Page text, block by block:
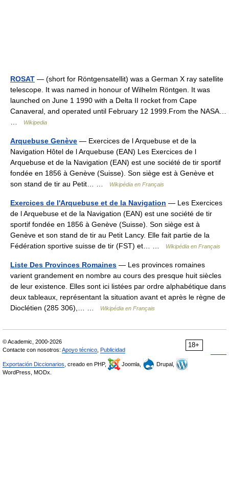
ROSAT — (short for Röntgensatellit) was a German X ray satellite
telescope. It was named in honour of Wilhelm Röntgen. It was
launched on June 1 1990 with a Delta II rocket from Cape
Canaveral, and operated until February 12 1999.From the NASA…
Wikipedia
Arquebuse Genève — Exercices de l Arquebuse et de la
Navigation Hôtel de l Arquebuse (EAN) Les Exercices de l
Arquebuse et de la Navigation (EAN) est une société de tir sportif
fondée en 1856 à Genève (Suisse). Son siège est à Genève et
son stand de tir au Petit… …
Wikipédia en Français
Exercices de l'Arquebuse et de la Navigation — Les Exercices
de l Arquebuse et de la Navigation (EAN) est une société de tir
sportif fondée en 1856 à Genève (Suisse). Son siège est à
Genève et son stand de tir au Petit Lancy. Elle fait partie de la
Fédération sportive suisse de tir (FST) et… …
Wikipédia en Français
Liste Des Provinces Romaines — Les provinces romaines
varient grandement en nombre au cours des presque huit siècles
de leur existence. Elles sont ici listées par ordre alphabétique dans
deux tableaux, représentant la situation avant et après le règne de
Dioclétien (285 306),… …
Wikipédia en Français
18+
© Academic, 2000-2026
Contacte con nosotros: Apoyo técnico Publicidad
Exportación Diccionarios , creado en PHP, Joomla,
Drupal,
WordPress, MODx.